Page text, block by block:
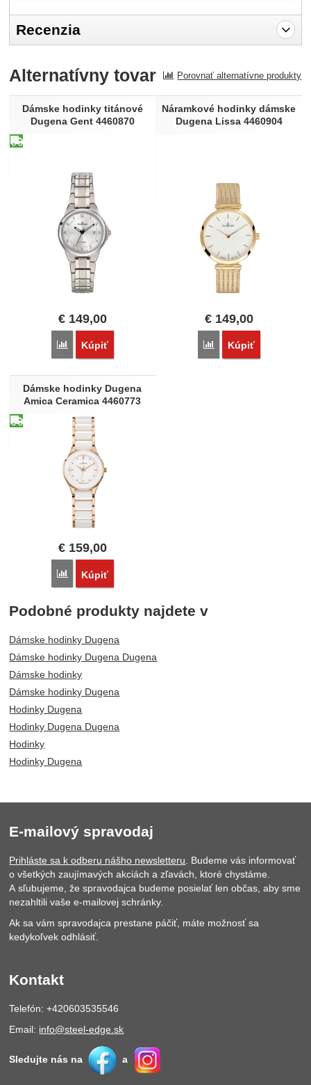
Recenzia
Recenzia
Nebola pridaná žiadna recenzia.
Alternatívny tovar Porovnať alternatívne produkty
Dámske hodinky titánové
Dugena Gent 4460870
€ 149,00
Porovnať
Kúpiť
Náramkové hodinky dámske
Dugena Lissa 4460904
€149,00
Porovnať
Kúpiť
Dámske hodinky Dugena
Amica Ceramica 4460773
€ 159,00
Porovnať
Kúpiť
Podobné produkty najdete v
Dámske hodinky Dugena
Dámske hodinky Dugena Dugena
Dámske hodinky
Dámske hodinky Dugena
Hodinky Dugena
Hodinky Dugena Dugena
Hodinky
Hodinky Dugena
E-mailový spravodaj
Prihláste sa k odberu nášho newsletteru. Budeme vás informovať
o všetkých zaujímavých akciách a zľavách, ktoré chystáme.
A sľubujeme, že spravodajca budeme posielať len občas, aby sme
nezahltili vaše e-mailovej schránky.
Ak sa vám spravodajca prestane páčiť, máte možnosť sa
kedykoľvek odhlásiť.
Kontakt
Telefón: +420603535546
Email: info@steel-edge.sk
Sledujte nás na a